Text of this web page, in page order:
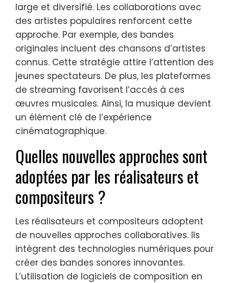
large et diversifié. Les collaborations avec
des artistes populaires renforcent cette
approche. Par exemple, des bandes
originales incluent des chansons d’artistes
connus. Cette stratégie attire l’attention des
jeunes spectateurs. De plus, les plateformes
de streaming favorisent l’accès à ces
œuvres musicales. Ainsi, la musique devient
un élément clé de l’expérience
cinématographique.
Quelles nouvelles approches sont
adoptées par les réalisateurs et
compositeurs ?
Les réalisateurs et compositeurs adoptent
de nouvelles approches collaboratives. Ils
intègrent des technologies numériques pour
créer des bandes sonores innovantes.
L’utilisation de logiciels de composition en